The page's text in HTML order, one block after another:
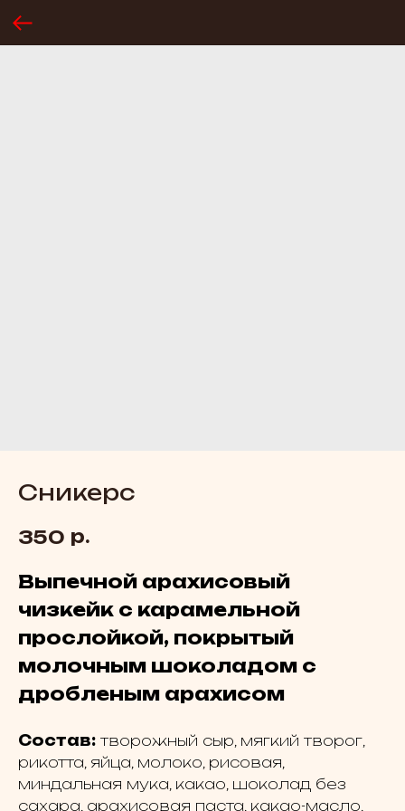
Сникерс
350 р.
Выпечной арахисовый
чизкейк с карамельной
прослойкой, покрытый
молочным шоколадом с
дробленым арахисом
Состав: творожный сыр, мягкий творог,
рикотта, яйца, молоко, рисовая,
миндальная мука, какао, шоколад без
сахара, арахисовая паста, какао-масло,